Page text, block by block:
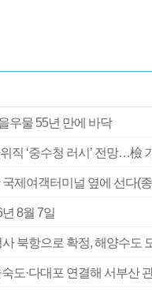
우물 55년 만에 바닥
직 ‘중수청 러시’ 전망…檢
제여객터미널 옆에 선다(
8월 7일
북항으로 확정, 해양수도
도·다대포 연결해 서부산